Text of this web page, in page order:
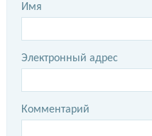
Имя
Электронный адрес
Комментарий